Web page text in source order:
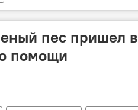
пес пришел в
помощи